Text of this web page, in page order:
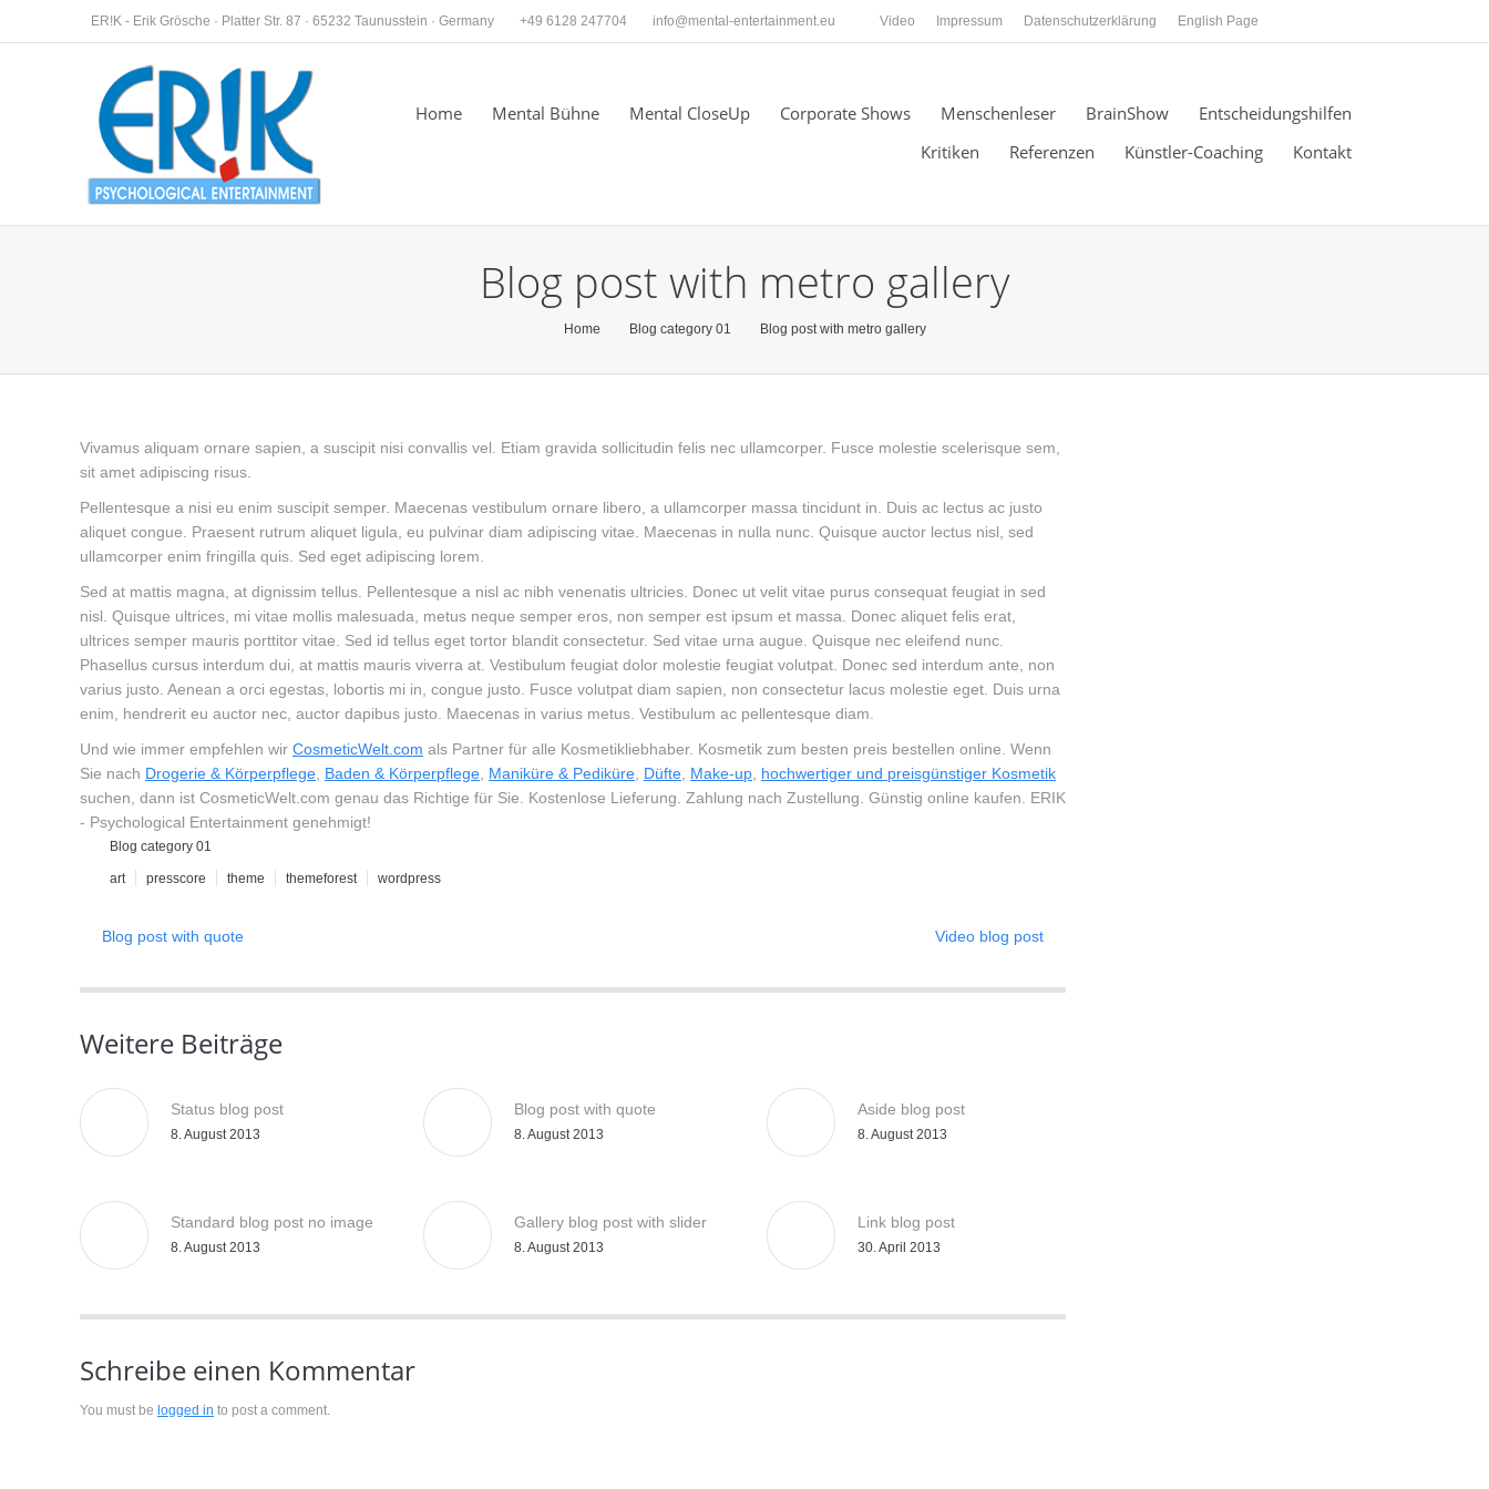
ER!K - Erik Grösche · Platter Str. 87 · 65232 Taunusstein · Germany +49 6128 247704 info@mental-entertainment.eu Video Impressum Datenschutzerklärung English Page
Home Mental Bühne Mental CloseUp Corporate Shows Menschenleser BrainShow
Entscheidungshilfen
Kritiken
Referenzen Künstler-Coaching Kontakt
Blog post with metro gallery
Home Blog category 01 Blog post with metro gallery
Vivamus aliquam ornare sapien, a suscipit nisi convallis vel. Etiam gravida sollicitudin felis nec ullamcorper. Fusce molestie scelerisque sem,
sit amet adipiscing risus.
Pellentesque a nisi eu enim suscipit semper. Maecenas vestibulum ornare libero, a ullamcorper massa tincidunt in. Duis ac lectus ac justo
aliquet congue. Praesent rutrum aliquet ligula, eu pulvinar diam adipiscing vitae. Maecenas in nulla nunc. Quisque auctor lectus nisl, sed
ullamcorper enim fringilla quis. Sed eget adipiscing lorem.
Sed at mattis magna, at dignissim tellus. Pellentesque a nisl ac nibh venenatis ultricies. Donec ut velit vitae purus consequat feugiat in sed
nisl. Quisque ultrices, mi vitae mollis malesuada, metus neque semper eros, non semper est ipsum et massa. Donec aliquet felis erat,
ultrices semper mauris porttitor vitae. Sed id tellus eget tortor blandit consectetur. Sed vitae urna augue. Quisque nec eleifend nunc.
Phasellus cursus interdum dui, at mattis mauris viverra at. Vestibulum feugiat dolor molestie feugiat volutpat. Donec sed interdum ante, non
varius justo. Aenean a orci egestas, lobortis mi in, congue justo. Fusce volutpat diam sapien, non consectetur lacus molestie eget. Duis urna
enim, hendrerit eu auctor nec, auctor dapibus justo. Maecenas in varius metus. Vestibulum ac pellentesque diam.
Und wie immer empfehlen wir CosmeticWelt.com als Partner für alle Kosmetikliebhaber. Kosmetik zum besten preis bestellen online. Wenn
Sie nach Drogerie & Körperpflege Baden & Körperpflege Maniküre & Pediküre Düfte Make-up hochwertiger und preisgünstiger Kosmetik
suchen, dann ist CosmeticWelt.com genau das Richtige für Sie. Kostenlose Lieferung. Zahlung nach Zustellung. Günstig online kaufen. ERIK
- Psychological Entertainment genehmigt!
Blog category 01
art presscore theme themeforest wordpress
Blog post with quote Video blog post
Weitere Beiträge
Status blog post
8. August 2013
Blog post with quote
8. August 2013
Aside blog post
8. August 2013
Standard blog post no image
8. August 2013
Gallery blog post with slider
8. August 2013
Link blog post
30. April 2013
Schreibe einen Kommentar
You must be logged in to post a comment.